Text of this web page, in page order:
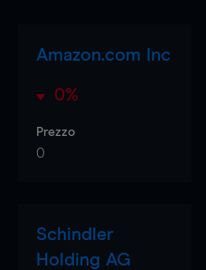
Amazon.com Inc
0%
Prezzo
0
Schindler
Holding AG